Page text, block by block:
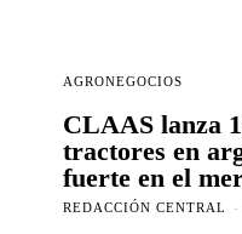
AGRONEGOCIOS
CLAAS lanza
tractores en
fuerte en el
REDACCIÓN CENTRAL -